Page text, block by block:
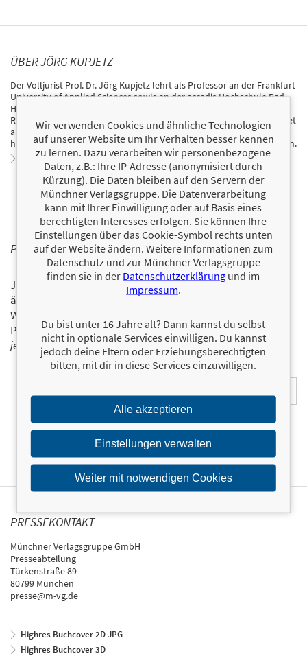
ÜBER JÖRG KUPJETZ
Der Volljurist Prof. Dr. Jörg Kupjetz lehrt als Professor an der Frankfurt
University of Applied Sciences sowie an der accadis Hochschule Bad
Homburg. Der Experte für Vertragsrecht, Wirtschaftsmediator,
Rechtsanwalt und Partner in einer renommierten Großkanzlei arbeitet
auch als Vortragsredner und begeistert sein Publikum mit
humorvollen Vorträgen über die Fallstricke in Vertragsverhandlungen.
Zum Profil von Jörg Kupjetz
PERSONALISIERTE PRODUKTINFORMATIONEN
Ja, ich will über interessante Neuerscheinungen und
ähnliche Produkte informiert werden.
Wir halten Sie per E-Mail auf dem aktuellen Stand über das
Programm der Münchner Verlagsgruppe.Tragen Sie sich
jetzt ein!
E-Mail-Adresse:
PRESSEKONTAKT
Münchner Verlagsgruppe GmbH
Presseabteilung
Türkenstraße 89
80799 München
presse@m-vg.de
Highres Buchcover 2D JPG
Highres Buchcover 3D
Wir verwenden Cookies und ähnliche Technologien
auf unserer Website um Ihr Verhalten besser kennen
zu lernen. Dazu verarbeiten wir personenbezogene
Daten, z.B.: Ihre IP-Adresse (anonymisiert durch
Kürzung). Die Daten bleiben auf den Servern der
Münchner Verlagsgruppe. Die Datenverarbeitung
kann mit Ihrer Einwilligung oder auf Basis eines
berechtigten Interesses erfolgen. Sie können Ihre
Einstellungen über das Cookie-Symbol rechts unten
auf der Website ändern. Weitere Informationen zum
Datenschutz und zur Münchner Verlagsgruppe
finden sie in der Datenschutzerklärung und im
Impressum.
Du bist unter 16 Jahre alt? Dann kannst du selbst
nicht in optionale Services einwilligen. Du kannst
jedoch deine Eltern oder Erziehungsberechtigten
bitten, mit dir in diese Services einzuwilligen.
Alle akzeptieren
Einstellungen verwalten
Weiter mit notwendigen Cookies